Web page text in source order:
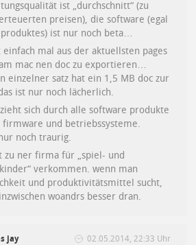
ist „durchschnitt“ (zu
preisen), die software (egal
produktes) ist nur noch beta…
einfach mal aus der aktuellsten pages
mac nen doc zu exportieren…
einzelner satz hat ein 1,5 MB doc zur
ist nur noch lächerlich.
sich durch alle software produkte
und betriebssysteme.
noch traurig.
zu ner firma für „spiel- und
verkommen. wenn man
und produktivitätsmittel sucht,
woandrs besser dran.
jay 02.05.2014, 22:33 Uhr